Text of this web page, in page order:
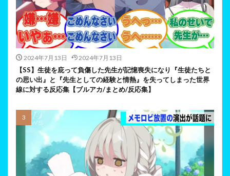
2024年7月13日 2024年7月13日
【SS】生徒を庇って負傷した先生が記憶喪失になり『生徒たちと
の思い出』と『先生としての経験と情熱』を失ってしまった世界
線に対する反応集【ブルアカ/まとめ/反応集】